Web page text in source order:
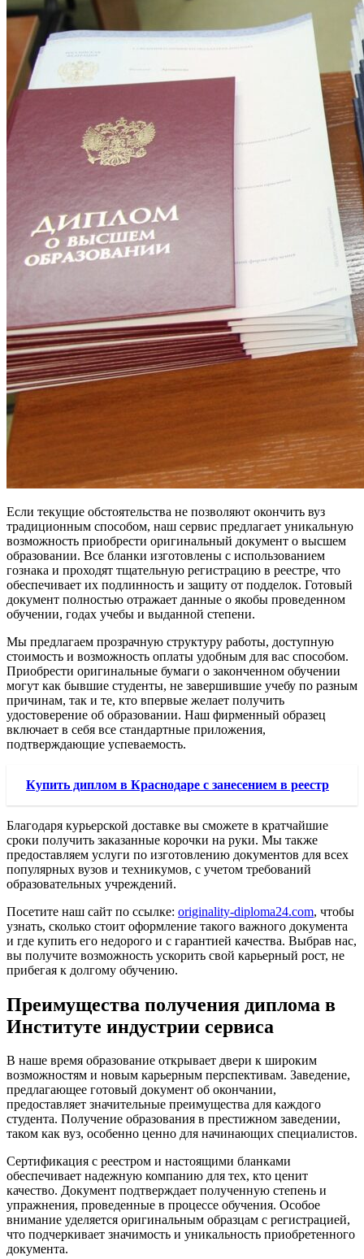
Если текущие обстоятельства не позволяют окончить вуз
традиционным способом, наш сервис предлагает уникальную
возможность приобрести оригинальный документ о высшем
образовании. Все бланки изготовлены с использованием
гознака и проходят тщательную регистрацию в реестре, что
обеспечивает их подлинность и защиту от подделок. Готовый
документ полностью отражает данные о якобы проведенном
обучении, годах учебы и выданной степени.
Мы предлагаем прозрачную структуру работы, доступную
стоимость и возможность оплаты удобным для вас способом.
Приобрести оригинальные бумаги о законченном обучении
могут как бывшие студенты, не завершившие учебу по разным
причинам, так и те, кто впервые желает получить
удостоверение об образовании. Наш фирменный образец
включает в себя все стандартные приложения,
подтверждающие успеваемость.
Купить диплом в Краснодаре с занесением в реестр
Благодаря курьерской доставке вы сможете в кратчайшие
сроки получить заказанные корочки на руки. Мы также
предоставляем услуги по изготовлению документов для всех
популярных вузов и техникумов, с учетом требований
образовательных учреждений.
Посетите наш сайт по ссылке: originality-diploma24.com, чтобы
узнать, сколько стоит оформление такого важного документа
и где купить его недорого и с гарантией качества. Выбрав нас,
вы получите возможность ускорить свой карьерный рост, не
прибегая к долгому обучению.
Преимущества получения диплома в
Институте индустрии сервиса
В наше время образование открывает двери к широким
возможностям и новым карьерным перспективам. Заведение,
предлагающее готовый документ об окончании,
предоставляет значительные преимущества для каждого
студента. Получение образования в престижном заведении,
таком как вуз, особенно ценно для начинающих специалистов.
Сертификация с реестром и настоящими бланками
обеспечивает надежную компанию для тех, кто ценит
качество. Документ подтверждает полученную степень и
упражнения, проведенные в процессе обучения. Особое
внимание уделяется оригинальным образцам с регистрацией,
что подчеркивает значимость и уникальность приобретенного
документа.